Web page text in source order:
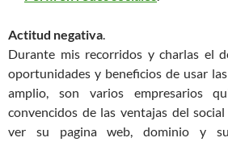
Actitud negativa.
Durante mis recorridos y charlas el
oportunidades y beneficios de usar
amplio, son varios empresarios
convencidos de las ventajas del
ver su pagina web, dominio y